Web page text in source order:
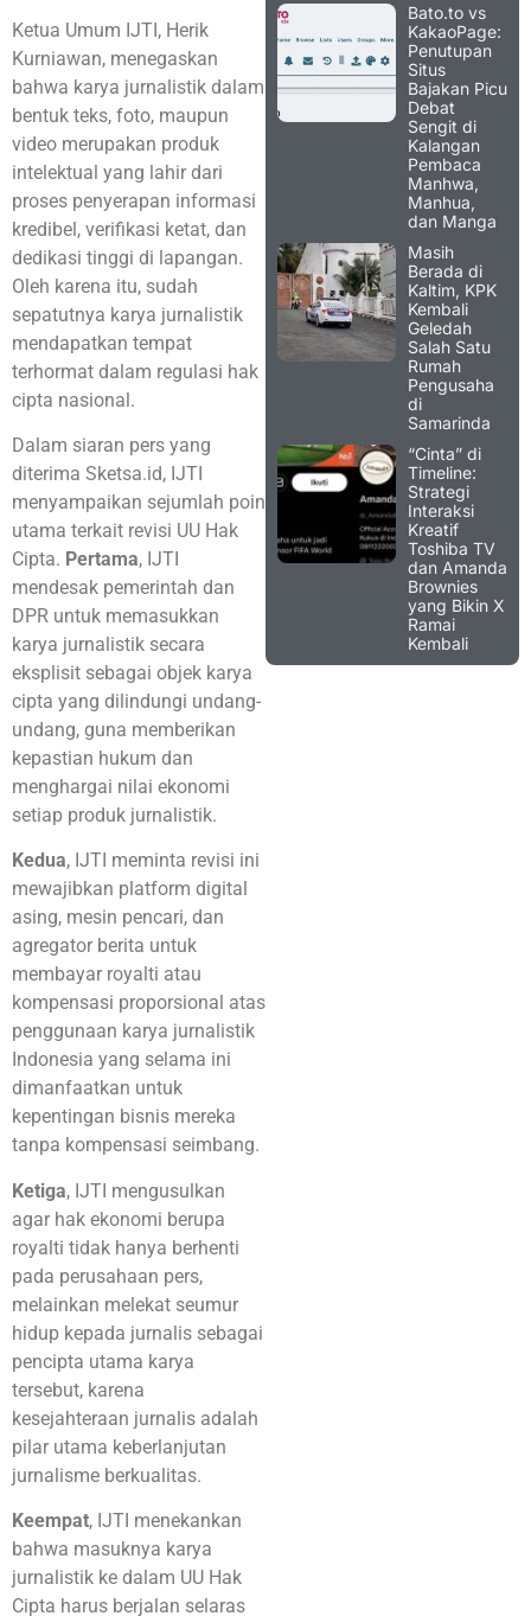
Ketua Umum IJTI, Herik
Kurniawan, menegaskan
bahwa karya jurnalistik dalam
bentuk teks, foto, maupun
video merupakan produk
intelektual yang lahir dari
proses penyerapan informasi
kredibel, verifikasi ketat, dan
dedikasi tinggi di lapangan.
Oleh karena itu, sudah
sepatutnya karya jurnalistik
mendapatkan tempat
terhormat dalam regulasi hak
cipta nasional.
Dalam siaran pers yang
diterima Sketsa.id, IJTI
menyampaikan sejumlah poin
utama terkait revisi UU Hak
Cipta. Pertama, IJTI
mendesak pemerintah dan
DPR untuk memasukkan
karya jurnalistik secara
eksplisit sebagai objek karya
cipta yang dilindungi undang-
undang, guna memberikan
kepastian hukum dan
menghargai nilai ekonomi
setiap produk jurnalistik.
Kedua, IJTI meminta revisi ini
mewajibkan platform digital
asing, mesin pencari, dan
agregator berita untuk
membayar royalti atau
kompensasi proporsional atas
penggunaan karya jurnalistik
Indonesia yang selama ini
dimanfaatkan untuk
kepentingan bisnis mereka
tanpa kompensasi seimbang.
Ketiga, IJTI mengusulkan
agar hak ekonomi berupa
royalti tidak hanya berhenti
pada perusahaan pers,
melainkan melekat seumur
hidup kepada jurnalis sebagai
pencipta utama karya
tersebut, karena
kesejahteraan jurnalis adalah
pilar utama keberlanjutan
jurnalisme berkualitas.
Keempat, IJTI menekankan
bahwa masuknya karya
jurnalistik ke dalam UU Hak
Cipta harus berjalan selaras
Bato.to vs
KakaoPage:
Penutupan
Situs
Bajakan Picu
Debat
Sengit di
Kalangan
Pembaca
Manhwa,
Manhua,
dan Manga
Masih
Berada di
Kaltim, KPK
Kembali
Geledah
Salah Satu
Rumah
Pengusaha
di
Samarinda
“Cinta” di
Timeline:
Strategi
Interaksi
Kreatif
Toshiba TV
dan Amanda
Brownies
yang Bikin X
Ramai
Kembali